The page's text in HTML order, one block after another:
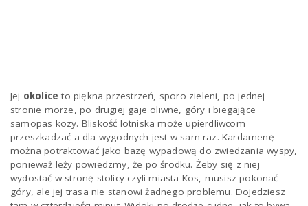
Jej okolice to piękna przestrzeń, sporo zieleni, po jednej
stronie morze, po drugiej gaje oliwne, góry i biegające
samopas kozy. Bliskość lotniska może upierdliwcom
przeszkadzać a dla wygodnych jest w sam raz. Kardamenę
można potraktować jako bazę wypadową do zwiedzania wyspy,
ponieważ leży powiedzmy, że po środku. Żeby się z niej
wydostać w stronę stolicy czyli miasta Kos, musisz pokonać
góry, ale jej trasa nie stanowi żadnego problemu. Dojedziesz